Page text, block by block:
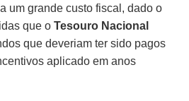
um grande custo fiscal, dado o
que oTesouro Nacional
que deveriam ter sido pagos
aplicado em anos